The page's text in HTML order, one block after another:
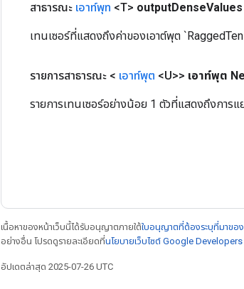
สาธารณะ เอาท์พุท <T> outputDenseValues
เทนเซอร์ที่แสดงถึงค่าของเอาต์พุต
รายการสาธารณะ < เอาท์พุต <U>> เอาท์พุต
รายการเทนเซอร์อย่างน้อย 1 ตัวที่แสดงถึงการ
เนื้อหาของหน้าเว็บนี้ได้รับอนุญาตภายใต้ใบอนุญาตที่ต้องระบุที่มาขอ
อย่างอื่น โปรดดูรายละเอียดที่นโยบายเว็บไซต์ Google Developers
อัปเดตล่าสุด 2025-07-26 UTC